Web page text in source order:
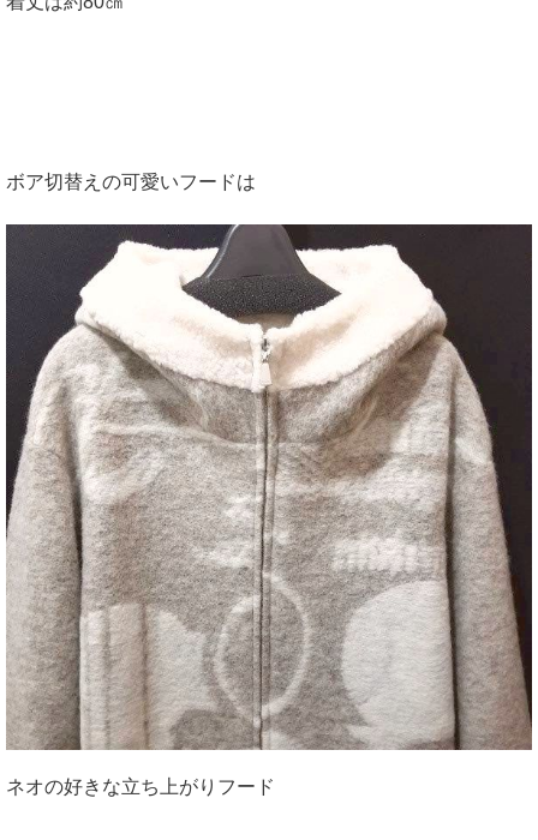
ボア切替えの可愛いフードは
ネオの好きな立ち上がりフード